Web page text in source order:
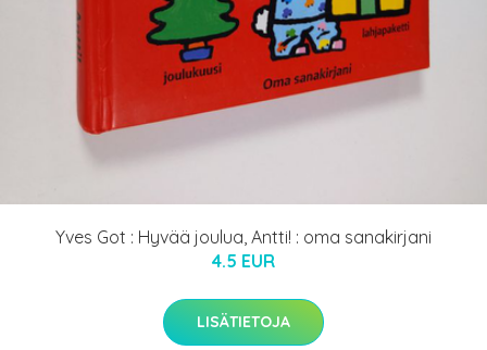
Yves Got : Hyvää joulua, Antti! : oma sanakirjani
4.5 EUR
LISÄTIETOJA